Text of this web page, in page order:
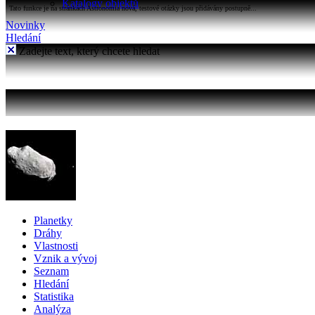
Katalogy objektů
Tato funkce je na stránkách Astronomia nová, testové otázky jsou přidávány postupně...
Novinky
Hledání
Zadejte text, který chcete hledat
Planetky
Dráhy
Vlastnosti
Vznik a vývoj
Seznam
Hledání
Statistika
Analýza